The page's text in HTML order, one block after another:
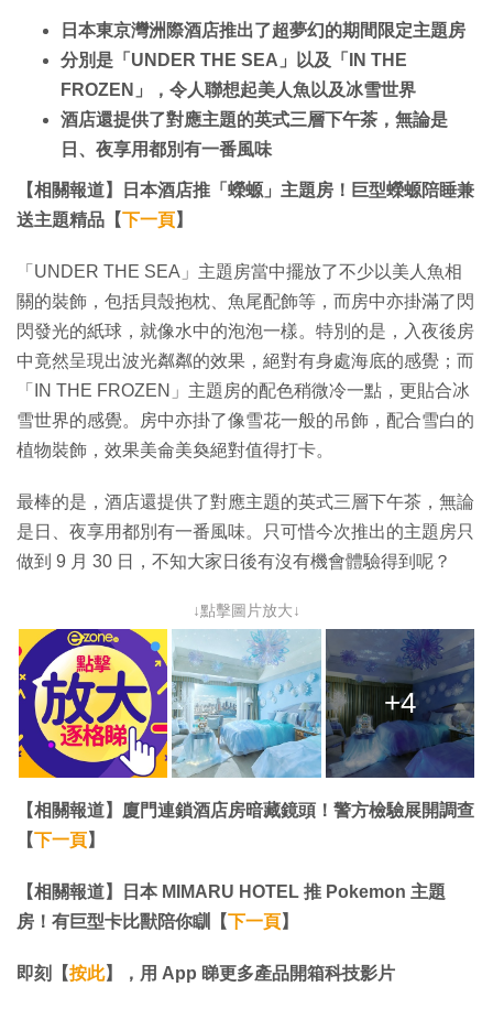
日本東京灣洲際酒店推出了超夢幻的期間限定主題房
分別是「UNDER THE SEA」以及「IN THE
FROZEN」，令人聯想起美人魚以及冰雪世界
酒店還提供了對應主題的英式三層下午茶，無論是
日、夜享用都別有一番風味
【相關報道】日本酒店推「蠑螈」主題房！巨型蠑螈陪睡兼
送主題精品【下一頁】
「UNDER THE SEA」主題房當中擺放了不少以美人魚相
關的裝飾，包括貝殼抱枕、魚尾配飾等，而房中亦掛滿了閃
閃發光的紙球，就像水中的泡泡一樣。特別的是，入夜後房
中竟然呈現出波光粼粼的效果，絕對有身處海底的感覺；而
「IN THE FROZEN」主題房的配色稍微冷一點，更貼合冰
雪世界的感覺。房中亦掛了像雪花一般的吊飾，配合雪白的
植物裝飾，效果美侖美奐絕對值得打卡。
最棒的是，酒店還提供了對應主題的英式三層下午茶，無論
是日、夜享用都別有一番風味。只可惜今次推出的主題房只
做到 9 月 30 日，不知大家日後有沒有機會體驗得到呢？
↓點擊圖片放大↓
+4
【相關報道】廈門連鎖酒店房暗藏鏡頭！警方檢驗展開調查
【下一頁】
【相關報道】日本 MIMARU HOTEL 推 Pokemon 主題
房！有巨型卡比獸陪你瞓【下一頁】
即刻【按此】，用 App 睇更多產品開箱科技影片